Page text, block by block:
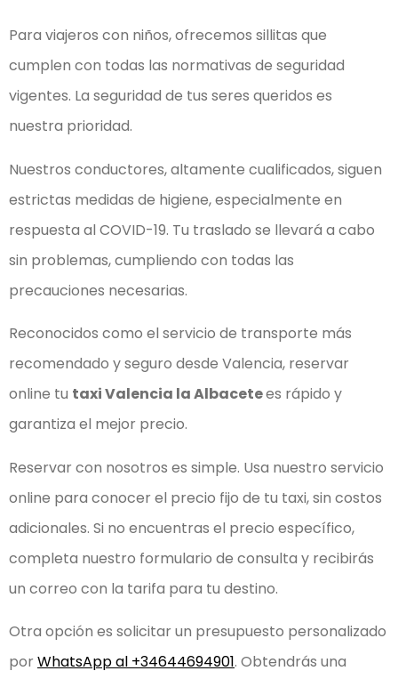
Para viajeros con niños, ofrecemos sillitas que
cumplen con todas las normativas de seguridad
vigentes. La seguridad de tus seres queridos es
nuestra prioridad.
Nuestros conductores, altamente cualificados, siguen
estrictas medidas de higiene, especialmente en
respuesta al COVID-19. Tu traslado se llevará a cabo
sin problemas, cumpliendo con todas las
precauciones necesarias.
Reconocidos como el servicio de transporte más
recomendado y seguro desde Valencia, reservar
online tu taxi Valencia la Albacetees rápido y
garantiza el mejor precio.
Reservar con nosotros es simple. Usa nuestro servicio
online para conocer el precio fijo de tu taxi, sin costos
adicionales. Si no encuentras el precio específico,
completa nuestro formulario de consulta y recibirás
un correo con la tarifa para tu destino.
Otra opción es solicitar un presupuesto personalizado
porWhatsApp al +34644694901. Obtendrás una